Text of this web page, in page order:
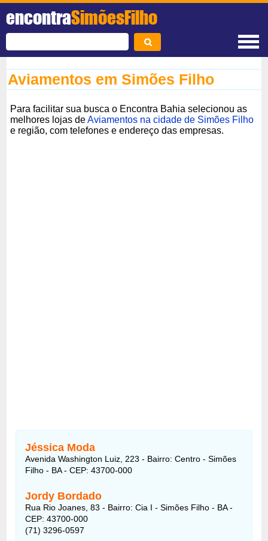
encontraSimõesFilho
Aviamentos em Simões Filho
Para facilitar sua busca o Encontra Bahia selecionou as
melhores lojas deAviamentos na cidade de Simões Filho
e região, com telefones e endereço das empresas.
Jéssica Moda
Avenida Washington Luiz, 223 - Bairro: Centro - Simões
Filho - BA - CEP: 43700-000
Jordy Bordado
Rua Rio Joanes, 83 - Bairro: Cia I - Simões Filho - BA -
CEP: 43700-000
(71) 3296-0597